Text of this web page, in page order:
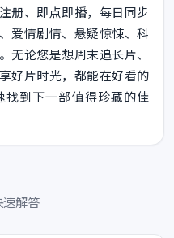
册、即点即播，每日同步
爱情剧情、悬疑惊悚、科
无论您是想周末追长片、
好片时光，都能在好看的
到下一部值得珍藏的佳
解答